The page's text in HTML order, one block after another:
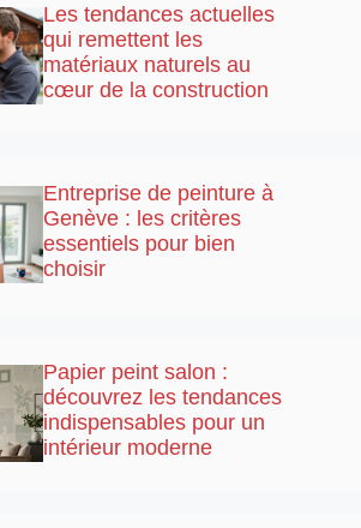
Les tendances actuelles
qui remettent les
matériaux naturels au
cœur de la construction
Entreprise de peinture à
Genève : les critères
essentiels pour bien
choisir
Papier peint salon :
découvrez les tendances
indispensables pour un
intérieur moderne